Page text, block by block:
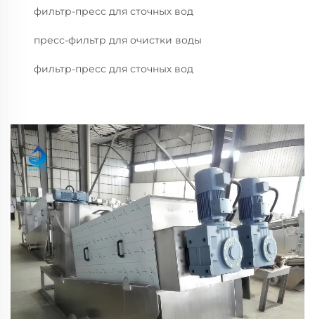
фильтр-пресс для сточных вод
пресс-фильтр для очистки воды
фильтр-пресс для сточных вод